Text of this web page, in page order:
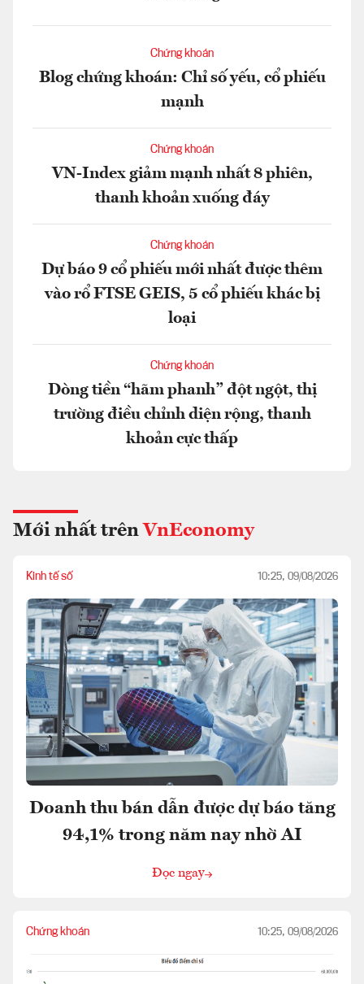
Chứng khoán
Blog chứng khoán: Chỉ số yếu, cổ phiếu
mạnh
Chứng khoán
VN-Index giảm mạnh nhất 8 phiên,
thanh khoản xuống đáy
Chứng khoán
Dự báo 9 cổ phiếu mới nhất được thêm
vào rổ FTSE GEIS, 5 cổ phiếu khác bị
loại
Chứng khoán
Dòng tiền “hãm phanh” đột ngột, thị
trường điều chỉnh diện rộng, thanh
khoản cực thấp
Mới nhất trên VnEconomy
Kinh tế số 10:25, 09/08/2026
Doanh thu bán dẫn được dự báo tăng
94,1% trong năm nay nhờ AI
Đọc ngay
Chứng khoán 10:25, 09/08/2026